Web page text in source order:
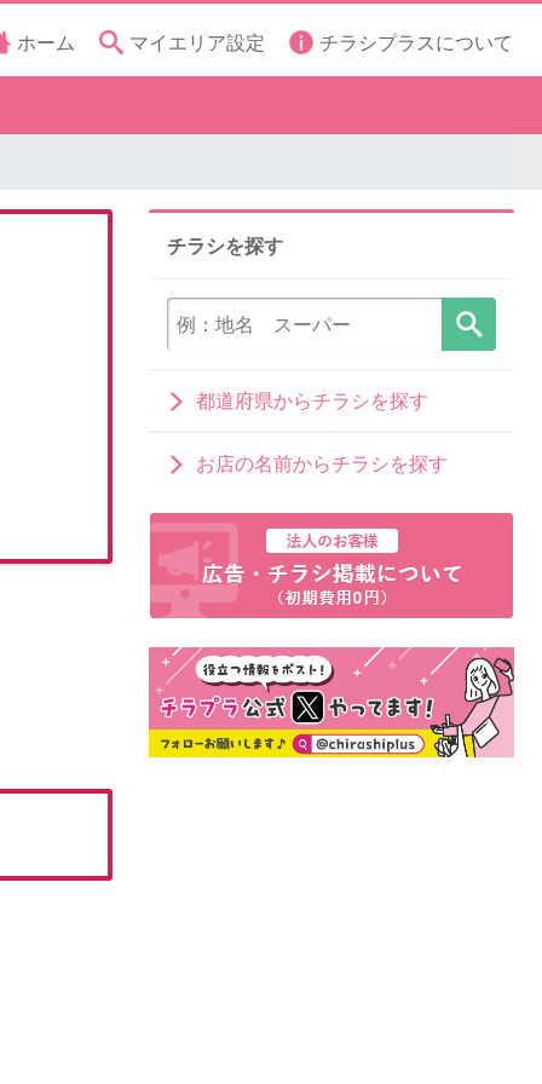
ホーム マイエリア設定 チラシプラスについて
チラシを探す
都道府県からチラシを探す
お店の名前からチラシを探す